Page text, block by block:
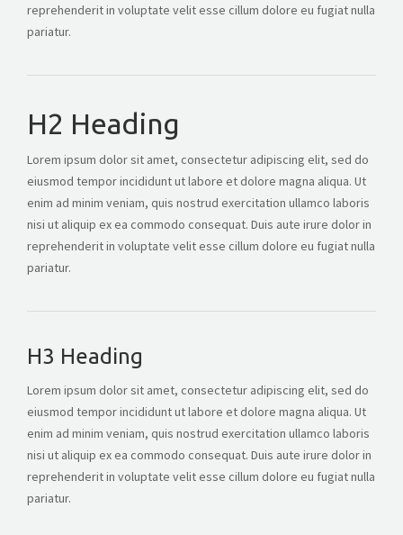
reprehenderit in voluptate velit esse cillum dolore eu fugiat nulla
pariatur.
H2 Heading
Lorem ipsum dolor sit amet, consectetur adipiscing elit, sed do
eiusmod tempor incididunt ut labore et dolore magna aliqua. Ut
enim ad minim veniam, quis nostrud exercitation ullamco laboris
nisi ut aliquip ex ea commodo consequat. Duis aute irure dolor in
reprehenderit in voluptate velit esse cillum dolore eu fugiat nulla
pariatur.
H3 Heading
Lorem ipsum dolor sit amet, consectetur adipiscing elit, sed do
eiusmod tempor incididunt ut labore et dolore magna aliqua. Ut
enim ad minim veniam, quis nostrud exercitation ullamco laboris
nisi ut aliquip ex ea commodo consequat. Duis aute irure dolor in
reprehenderit in voluptate velit esse cillum dolore eu fugiat nulla
pariatur.